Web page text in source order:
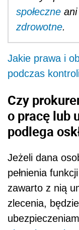
społeczne ani
zdrowotne.
Jakie prawa i
podczas
Czy
o pracę lub
podlega
Jeżeli dana
pełnienia
zawarto z nią
zlecenia,